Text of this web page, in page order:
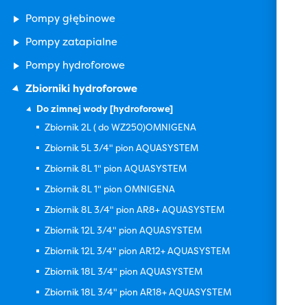
Pompy głębinowe
Pompy zatapialne
Pompy hydroforowe
Zbiorniki hydroforowe
Do zimnej wody [hydroforowe]
Zbiornik 2L ( do WZ250)OMNIGENA
Zbiornik 5L 3/4" pion AQUASYSTEM
Zbiornik 8L 1" pion AQUASYSTEM
Zbiornik 8L 1" pion OMNIGENA
Zbiornik 8L 3/4" pion AR8+ AQUASYSTEM
Zbiornik 12L 3/4" pion AQUASYSTEM
Zbiornik 12L 3/4" pion AR12+ AQUASYSTEM
Zbiornik 18L 3/4" pion AQUASYSTEM
Zbiornik 18L 3/4" pion AR18+ AQUASYSTEM